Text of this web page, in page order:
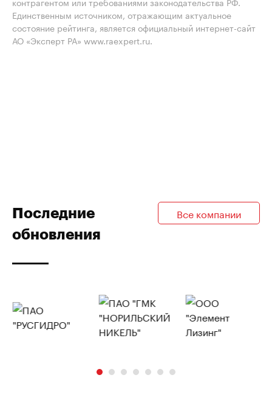
Единственным источником, отражающим актуальное
состояние рейтинга, является официальный интернет-сайт
АО «Эксперт РА» www.raexpert.ru.
Последние
обновления
Все компании